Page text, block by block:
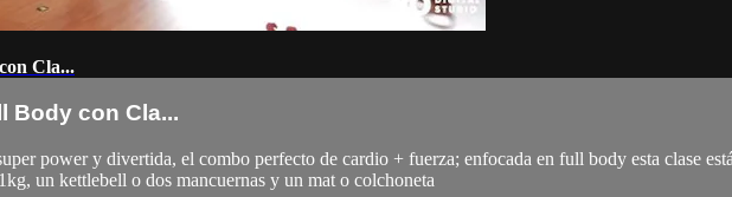
Cla...
Body con Cla...
power y divertida, el combo perfecto de cardio + fuerza; enfocada en full body esta clase
un kettlebell o dos mancuernas y un mat o colchoneta